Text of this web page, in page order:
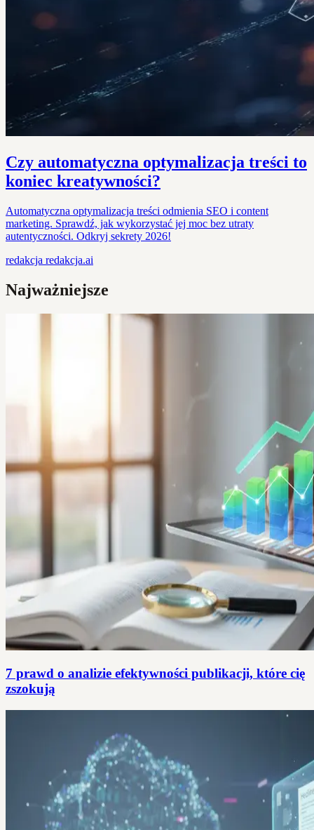
Czy automatyczna optymalizacja treści to
koniec kreatywności?
Automatyczna optymalizacja treści odmienia SEO i content
marketing. Sprawdź, jak wykorzystać jej moc bez utraty
autentyczności. Odkryj sekrety 2026!
redakcja redakcja.ai
Najważniejsze
7 prawd o analizie efektywności publikacji, które cię
zszokują